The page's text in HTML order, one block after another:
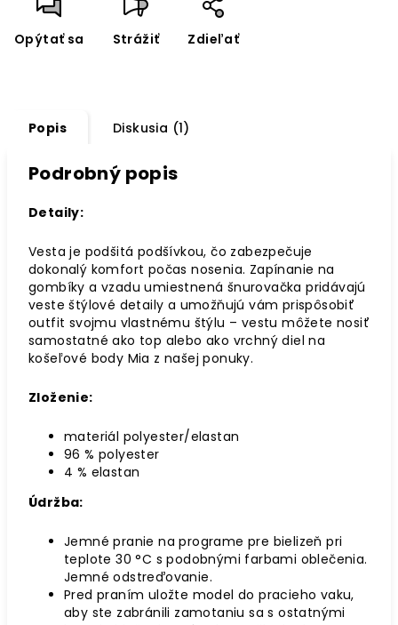
Opýtať sa Strážiť Zdieľať
Popis Diskusia (1)
Podrobný popis
Detaily:
Vesta je podšitá podšívkou, čo zabezpečuje
dokonalý komfort počas nosenia. Zapínanie na
gombíky a vzadu umiestnená šnurovačka pridávajú
veste štýlové detaily a umožňujú vám prispôsobiť
outfit svojmu vlastnému štýlu – vestu môžete nosiť
samostatné ako top alebo ako vrchný diel na
košeľové body Mia z našej ponuky.
Zloženie:
materiál polyester/elastan
96 % polyester
4 % elastan
Údržba:
Jemné pranie na programe pre bielizeň pri
teplote 30 °C s podobnými farbami oblečenia.
Jemné odstreďovanie.
Pred praním uložte model do pracieho vaku,
aby ste zabránili zamotaniu sa s ostatnými